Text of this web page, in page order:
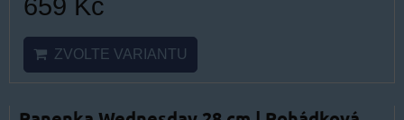
659 Kč
ZVOLTE VARIANTU